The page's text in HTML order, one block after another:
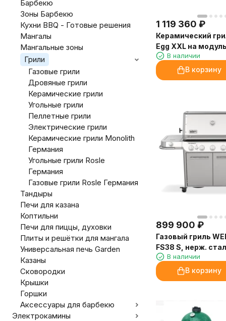
1 119 360 ₽
Керамический
Egg XXL на
подставке 73см с
В наличии
В корзину
899 900 ₽
Газовый гриль
FS38 S, нерж.
В наличии
В корзину
Барбекю
Зоны Барбекю
Кухни BBQ - Готовые решения
Мангалы
Мангальные зоны
Грили
Газовые грили
Дровяные грили
Керамические грили
Угольные грили
Пеллетные грили
Электрические грили
Керамические грили Monolith
Германия
Угольные грили Rosle
Германия
Газовые грили Rosle Германия
Тандыры
Печи для казана
Коптильни
Печи для пиццы, духовки
Плиты и решётки для мангала
Универсальная печь Garden
Казаны
Сковородки
Крышки
Горшки
Аксессуары для барбекю
Электрокамины